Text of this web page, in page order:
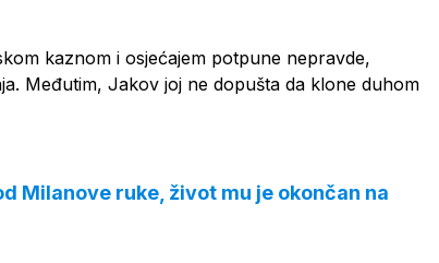
kaznom i osjećajem potpune nepravde,
Međutim, Jakov joj ne dopušta da klone duhom
Milanove ruke, život mu je okončan na